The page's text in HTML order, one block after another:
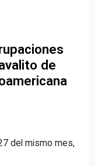
de
del mismo mes,